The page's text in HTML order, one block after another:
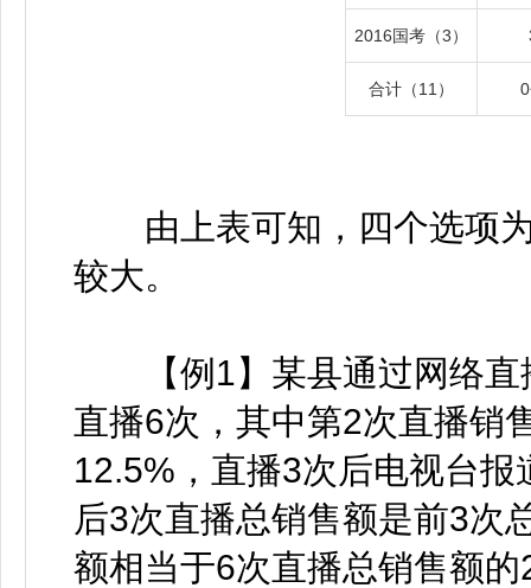
2016国考（3）
合计（11）
由上表可知，四个选项为
较大。
【例1】某县通过网络直
直播6次，其中第2次直播销
12.5%，直播3次后电视台
后3次直播总销售额是前3次
额相当于6次直播总销售额